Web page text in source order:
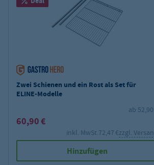
Zwei Schienen und ein Rost als Set für
ELINE-Modelle
ab 52,90
60,90 €
inkl. MwSt.72,47 €zzgl.
Hinzufügen